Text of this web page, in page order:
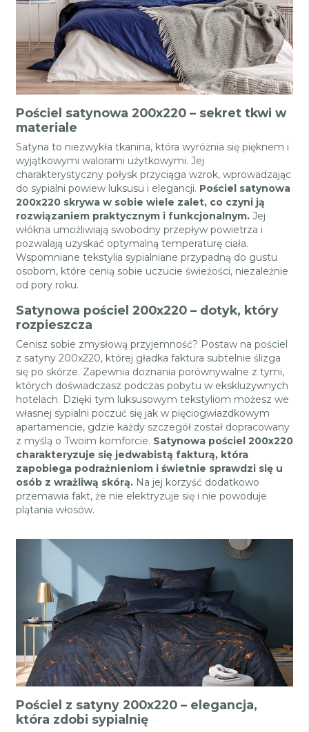
Pościel satynowa 200x220 – sekret tkwi w
materiale
Satyna to niezwykła tkanina, która wyróżnia się pięknem i
wyjątkowymi walorami użytkowymi. Jej
charakterystyczny połysk przyciąga wzrok, wprowadzając
do sypialni powiew luksusu i elegancji. Pościel satynowa
200x220 skrywa w sobie wiele zalet, co czyni ją
rozwiązaniem praktycznym i funkcjonalnym. Jej
włókna umożliwiają swobodny przepływ powietrza i
pozwalają uzyskać optymalną temperaturę ciała.
Wspomniane tekstylia sypialniane przypadną do gustu
osobom, które cenią sobie uczucie świeżości, niezależnie
od pory roku.
Satynowa pościel 200x220 – dotyk, który
rozpieszcza
Cenisz sobie zmysłową przyjemność? Postaw na pościel
z satyny 200x220, której gładka faktura subtelnie ślizga
się po skórze. Zapewnia doznania porównywalne z tymi,
których doświadczasz podczas pobytu w ekskluzywnych
hotelach. Dzięki tym luksusowym tekstyliom możesz we
własnej sypialni poczuć się jak w pięciogwiazdkowym
apartamencie, gdzie każdy szczegół został dopracowany
z myślą o Twoim komforcie. Satynowa pościel 200x220
charakteryzuje się jedwabistą fakturą, która
zapobiega podrażnieniom i świetnie sprawdzi się u
osób z wrażliwą skórą. Na jej korzyść dodatkowo
przemawia fakt, że nie elektryzuje się i nie powoduje
plątania włosów.
Pościel z satyny 200x220 – elegancja,
która zdobi sypialnię